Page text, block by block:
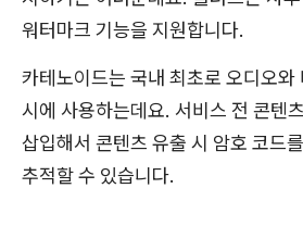
워터마크 기능을 지원합니다.
카테노이드는 국내 최초로 오디오와
시에 사용하는데요. 서비스 전 콘텐
삽입해서 콘텐츠 유출 시 암호 코드
추적할 수 있습니다.